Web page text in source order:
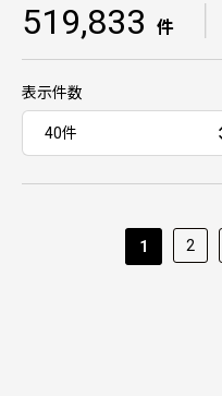
519,833 件
表示件数
1 2